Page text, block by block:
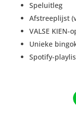
Speluitleg
Afstreeplijst
VALSE
Unieke
Spotify-